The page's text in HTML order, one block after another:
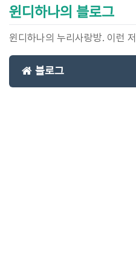
윈디하나의 블로그
윈디하나의 누리사랑방. 이런 저
블로그